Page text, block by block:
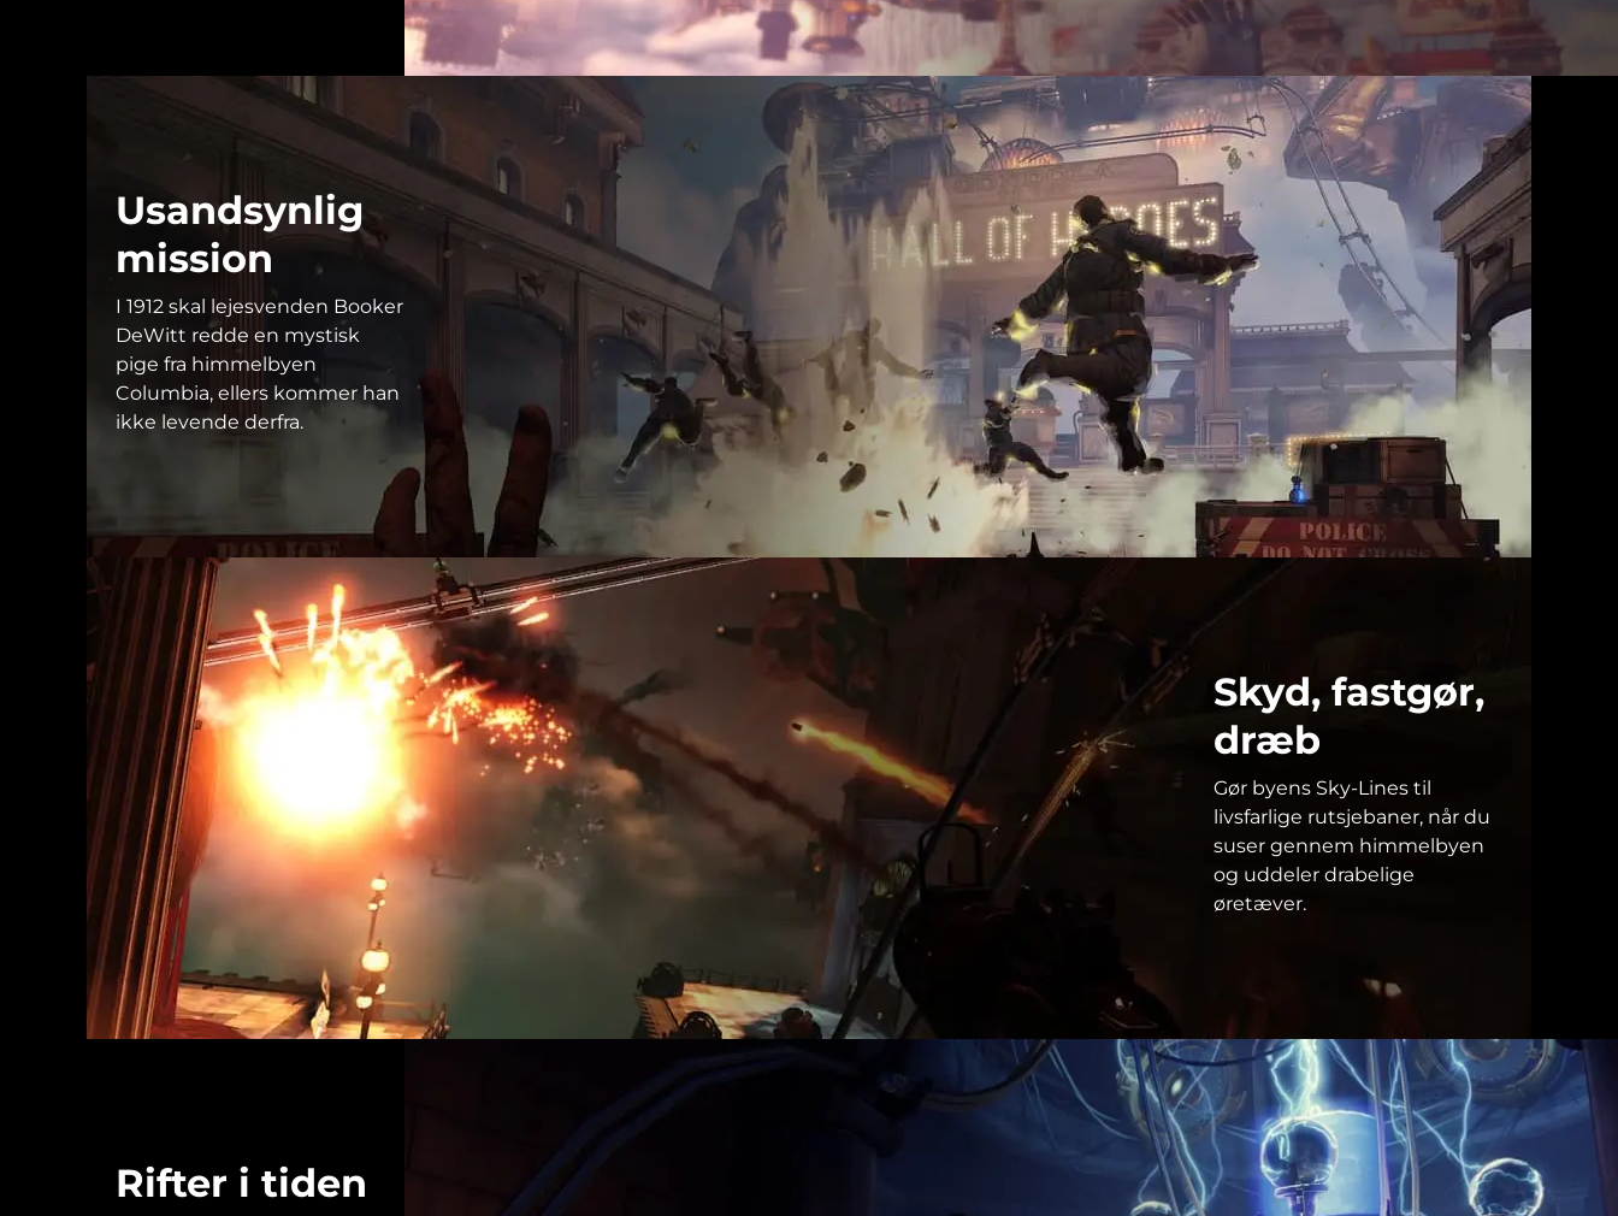
Usandsynlig
mission
I 1912 skal lejesvenden Booker
DeWitt redde en mystisk
pige fra himmelbyen
Columbia, ellers kommer han
ikke levende derfra.
Skyd, fastgør,
dræb
Gør byens Sky-Lines til
livsfarlige rutsjebaner, når du
suser gennem himmelbyen
og uddeler drabelige
øretæver.
Rifter i tiden